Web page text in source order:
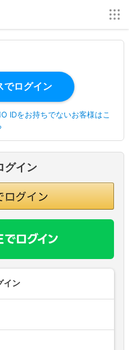
IDをお持ちでないお客様はこ
グイン
イン